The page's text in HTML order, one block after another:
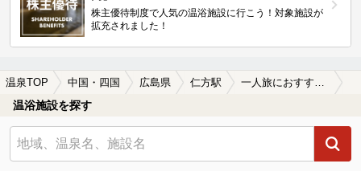
株主優待制度で人気の温浴施設に行こう！対象施設が
拡充されました！
温泉TOP 中国・四国 広島県 仁方駅 一人旅におすすめの仁方駅近くの温泉、日帰り温泉、スーパー銭湯おすすめ
温浴施設を探す